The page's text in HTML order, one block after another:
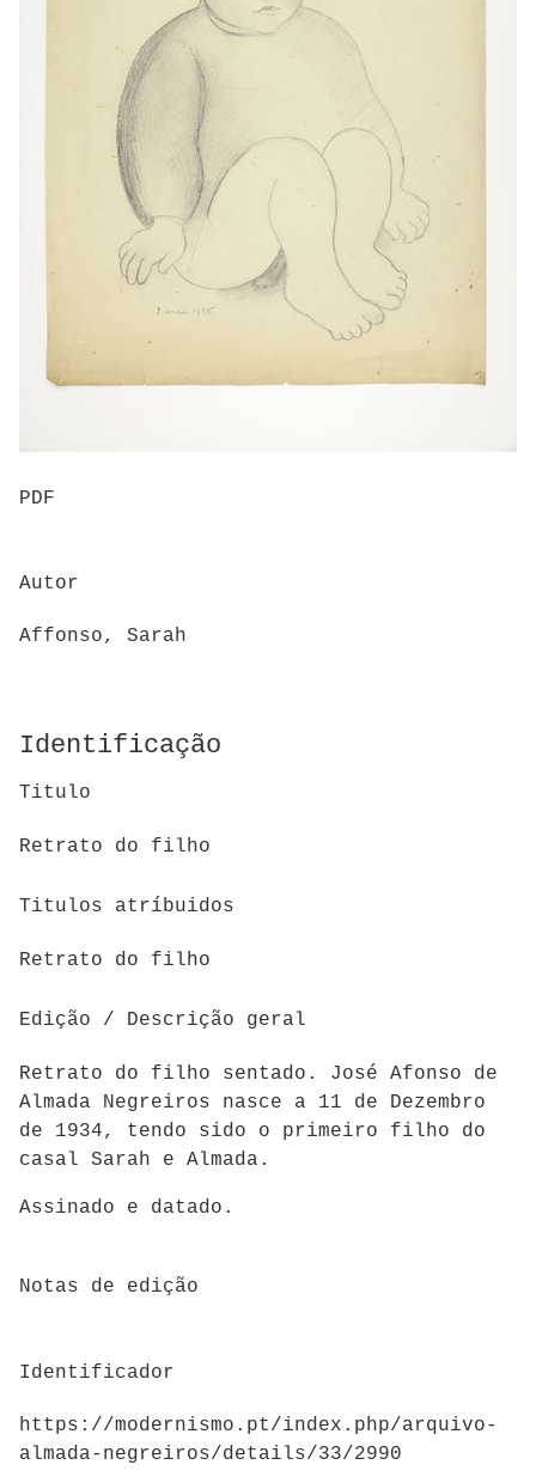
PDF
Autor
Affonso, Sarah
Identificação
Titulo
Retrato do filho
Titulos atríbuidos
Retrato do filho
Edição / Descrição geral
Retrato do filho sentado. José Afonso de
Almada Negreiros nasce a 11 de Dezembro
de 1934, tendo sido o primeiro filho do
casal Sarah e Almada.
Assinado e datado.
Notas de edição
Identificador
https://modernismo.pt/index.php/arquivo-
almada-negreiros/details/33/2990